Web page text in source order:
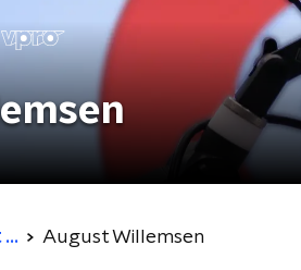
August Willemsen